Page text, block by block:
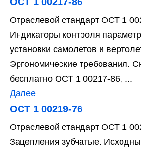
Отраслевой стандарт ОСТ 1
Индикаторы контроля
установки самолетов и
Эргономические требования.
бесплатно ОСТ 1 00217-86, ...
Далее
ОСТ 1 00219-76
Отраслевой стандарт ОСТ 1
Зацепления зубчатые.